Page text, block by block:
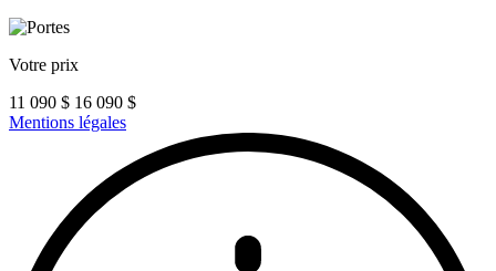
Votre prix
11 090 $ 16 090 $
Mentions légales